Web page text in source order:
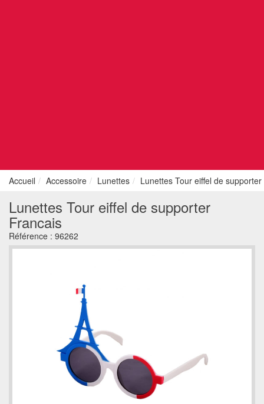
Accueil Accessoire Lunettes Lunettes Tour eiffel de
Lunettes Tour eiffel de supporter
Francais
Référence : 96262